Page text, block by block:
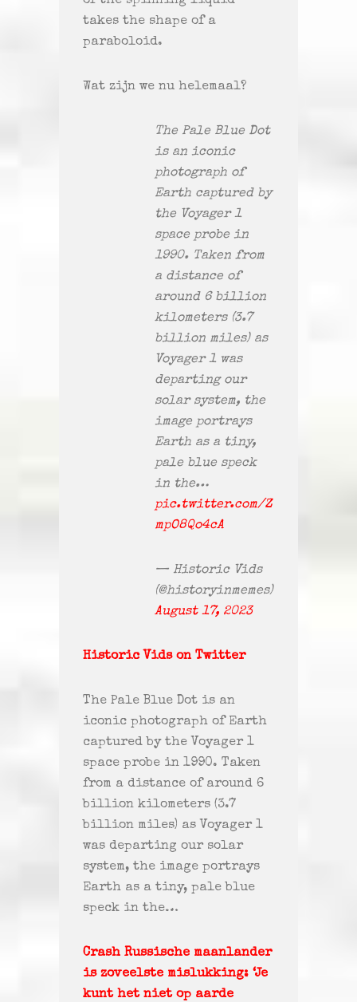
takes the shape of a
paraboloid.
Wat zijn we nu helemaal?
The Pale Blue Dot
is an iconic
photograph of
Earth captured by
the Voyager 1
space probe in
1990. Taken from
a distance of
around 6 billion
kilometers (3.7
billion miles) as
Voyager 1 was
departing our
solar system, the
image portrays
Earth as a tiny,
pale blue speck
in the…
pic.twitter.com/Z
mpO8Qo4cA
— Historic Vids
(@historyinmemes)
August 17, 2023
Historic Vids on Twitter
The Pale Blue Dot is an
iconic photograph of Earth
captured by the Voyager 1
space probe in 1990. Taken
from a distance of around 6
billion kilometers (3.7
billion miles) as Voyager 1
was departing our solar
system, the image portrays
Earth as a tiny, pale blue
speck in the…
Crash Russische maanlander
is zoveelste mislukking: ‘Je
kunt het niet op aarde